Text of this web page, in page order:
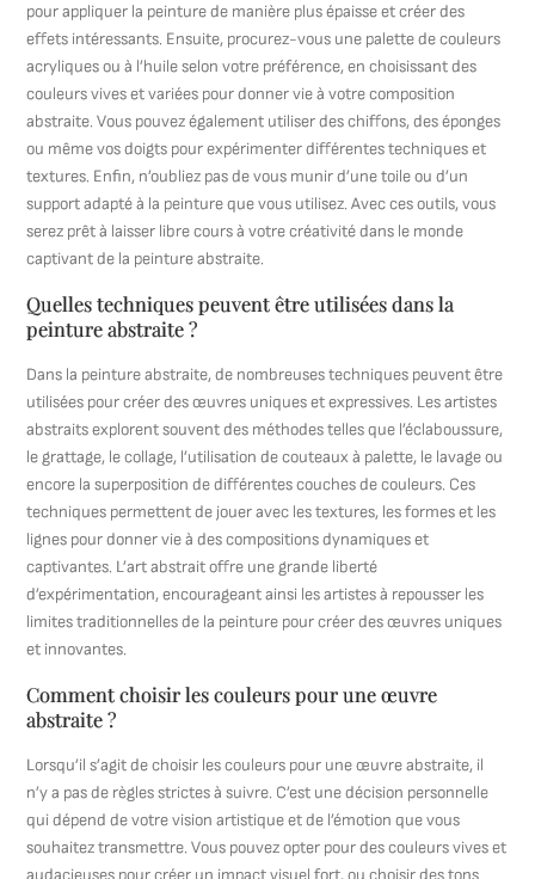
pour appliquer la peinture de manière plus épaisse et créer des
effets intéressants. Ensuite, procurez-vous une palette de couleurs
acryliques ou à l’huile selon votre préférence, en choisissant des
couleurs vives et variées pour donner vie à votre composition
abstraite. Vous pouvez également utiliser des chiffons, des éponges
ou même vos doigts pour expérimenter différentes techniques et
textures. Enfin, n’oubliez pas de vous munir d’une toile ou d’un
support adapté à la peinture que vous utilisez. Avec ces outils, vous
serez prêt à laisser libre cours à votre créativité dans le monde
captivant de la peinture abstraite.
Quelles techniques peuvent être utilisées dans la
peinture abstraite ?
Dans la peinture abstraite, de nombreuses techniques peuvent être
utilisées pour créer des œuvres uniques et expressives. Les artistes
abstraits explorent souvent des méthodes telles que l’éclaboussure,
le grattage, le collage, l’utilisation de couteaux à palette, le lavage ou
encore la superposition de différentes couches de couleurs. Ces
techniques permettent de jouer avec les textures, les formes et les
lignes pour donner vie à des compositions dynamiques et
captivantes. L’art abstrait offre une grande liberté
d’expérimentation, encourageant ainsi les artistes à repousser les
limites traditionnelles de la peinture pour créer des œuvres uniques
et innovantes.
Comment choisir les couleurs pour une œuvre
abstraite ?
Lorsqu’il s’agit de choisir les couleurs pour une œuvre abstraite, il
n’y a pas de règles strictes à suivre. C’est une décision personnelle
qui dépend de votre vision artistique et de l’émotion que vous
souhaitez transmettre. Vous pouvez opter pour des couleurs vives et
audacieuses pour créer un impact visuel fort, ou choisir des tons